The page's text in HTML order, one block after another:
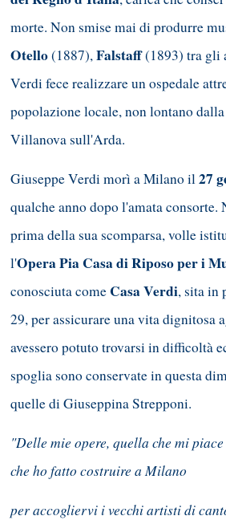
morte. Non smise mai di produrre
Otello(1887),Falstaff(1893) tra gli
Verdi fece realizzare un ospedale
popolazione locale, non lontano
Villanova sull'Arda.
Giuseppe Verdi morì a Milano il27
qualche anno dopo l'amata consorte.
prima della sua scomparsa, volle
l'Opera Pia Casa di Riposo per i
conosciuta come Casa Verdi, sita in
29, per assicurare una vita dignitosa
avessero potuto trovarsi in difficoltà
spoglia sono conservate in questa
quelle di Giuseppina Strepponi.
"Delle mie opere, quella che mi
che ho fatto costruire a Milano
per accogliervi i vecchi artisti di